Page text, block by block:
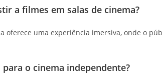
a filmes em salas de cinema?
oferece uma experiência imersiva, onde o
o cinema independente?